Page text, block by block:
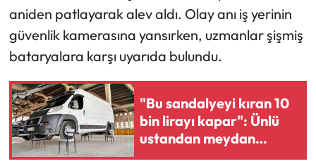
aniden patlayarak alev aldı. Olay anı iş yerinin
güvenlik kamerasına yansırken, uzmanlar şişmiş
bataryalara karşı uyarıda bulundu.
"Bu sandalyeyi kıran 10
bin lirayı kapar": Ünlü
ustandan meydan
okuma
Laçin Haberleri
Magazin
Mecitözü Haberleri
Oğuzlar Haberleri
Ortaköy Haberleri